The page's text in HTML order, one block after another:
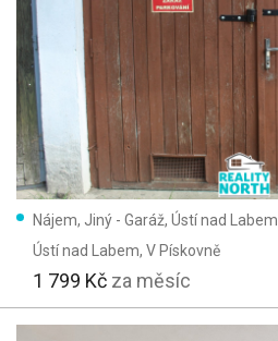
Nájem, Jiný - Garáž, Ústí nad Labem
Ústí nad Labem, V Pískovně
1 799 Kč za měsíc